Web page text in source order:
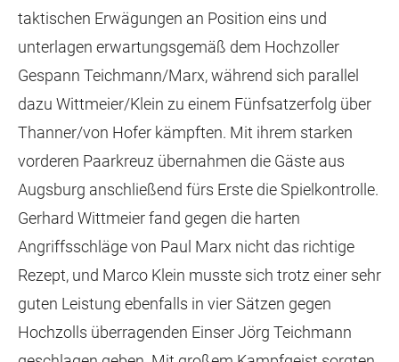
taktischen Erwägungen an Position eins und
unterlagen erwartungsgemäß dem Hochzoller
Gespann Teichmann/Marx, während sich parallel
dazu Wittmeier/Klein zu einem Fünfsatzerfolg über
Thanner/von Hofer kämpften. Mit ihrem starken
vorderen Paarkreuz übernahmen die Gäste aus
Augsburg anschließend fürs Erste die Spielkontrolle.
Gerhard Wittmeier fand gegen die harten
Angriffsschläge von Paul Marx nicht das richtige
Rezept, und Marco Klein musste sich trotz einer sehr
guten Leistung ebenfalls in vier Sätzen gegen
Hochzolls überragenden Einser Jörg Teichmann